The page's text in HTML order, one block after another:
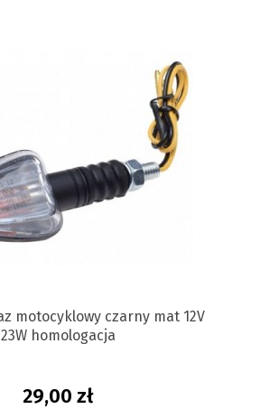
motocyklowy czarny mat 12V
23W homologacja
29,00 zł